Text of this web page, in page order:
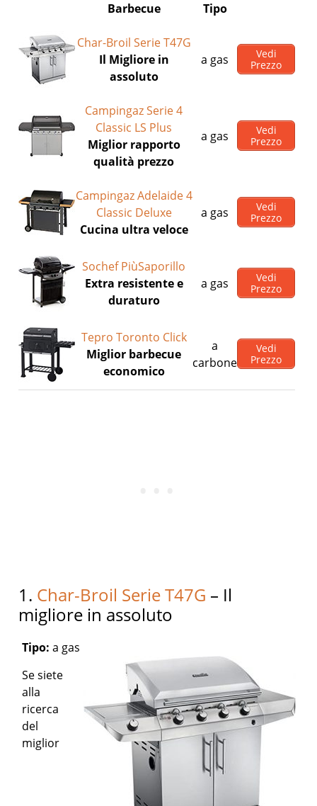
Barbecue Tipo
Char-Broil Serie T47G
Il Migliore in
assoluto
a gas
Vedi
Prezzo
Campingaz Serie 4
Classic LS Plus
Miglior rapporto
qualità prezzo
a gas
Vedi
Prezzo
Campingaz Adelaide 4
Classic Deluxe
Cucina ultra veloce
a gas
Vedi
Prezzo
Sochef PiùSaporillo
Extra resistente e
duraturo
a gas
Vedi
Prezzo
Tepro Toronto Click
Miglior barbecue
economico
a
carbone
Vedi
Prezzo
1. Char-Broil Serie T47G – Il
migliore in assoluto
Tipo:a gas
Se siete
alla
ricerca
del
miglior